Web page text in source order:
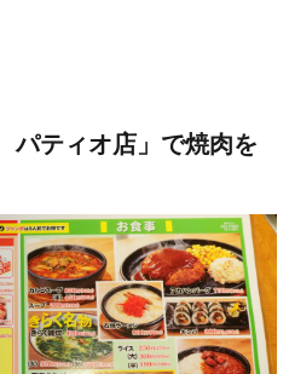
パティオ店」で焼肉を